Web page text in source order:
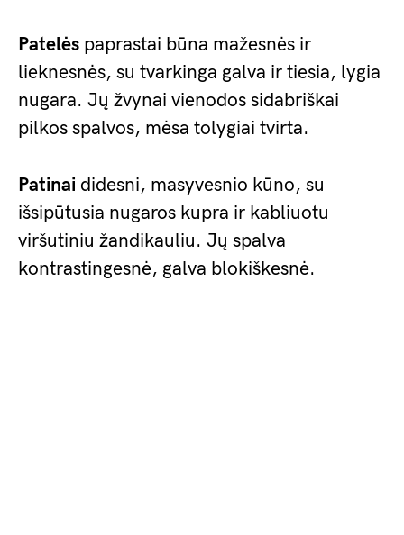
Patelės paprastai būna mažesnės ir
lieknesnės, su tvarkinga galva ir tiesia, lygia
nugara. Jų žvynai vienodos sidabriškai
pilkos spalvos, mėsa tolygiai tvirta.
Patinai didesni, masyvesnio kūno, su
išsipūtusia nugaros kupra ir kabliuotu
viršutiniu žandikauliu. Jų spalva
kontrastingesnė, galva blokiškesnė.